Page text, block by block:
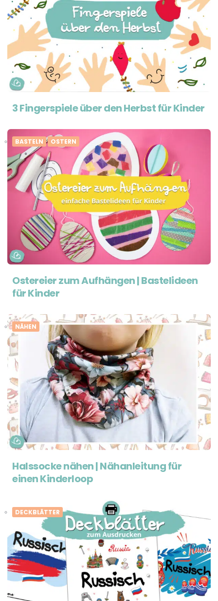
3 Fingerspiele über den Herbst für Kinder
BASTELN OSTERN
Ostereier zum Aufhängen | Bastelideen
für Kinder
NÄHEN
Halssocke nähen | Nähanleitung für
einen Kinderloop
DECKBLÄTTER